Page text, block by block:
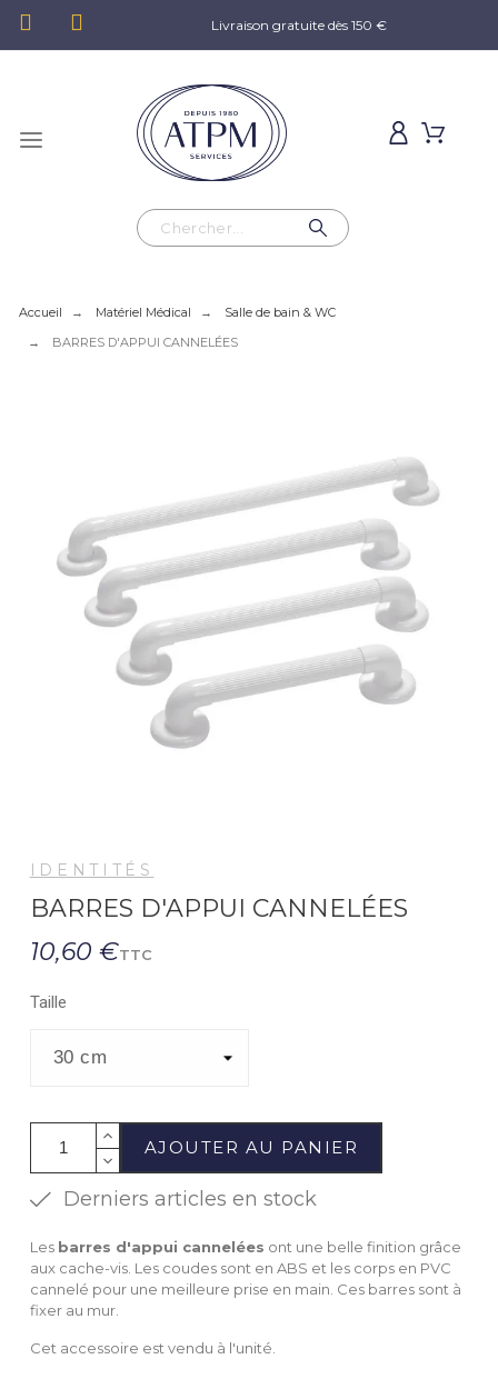
Livraison gratuite dès 150 €
Accueil Matériel Médical
Salle de bain & WC
BARRES D'APPUI CANNELÉES
IDENTITÉS
BARRES D'APPUI CANNELÉES
10,60 €TTC
Taille
AJOUTER AU PANIER
Derniers articles en stock
Les barres d'appui cannelées ont une belle finition grâce
aux cache-vis. Les coudes sont en ABS et les corps en PVC
cannelé pour une meilleure prise en main. Ces barres sont à
fixer au mur.
Cet accessoire est vendu à l'unité.